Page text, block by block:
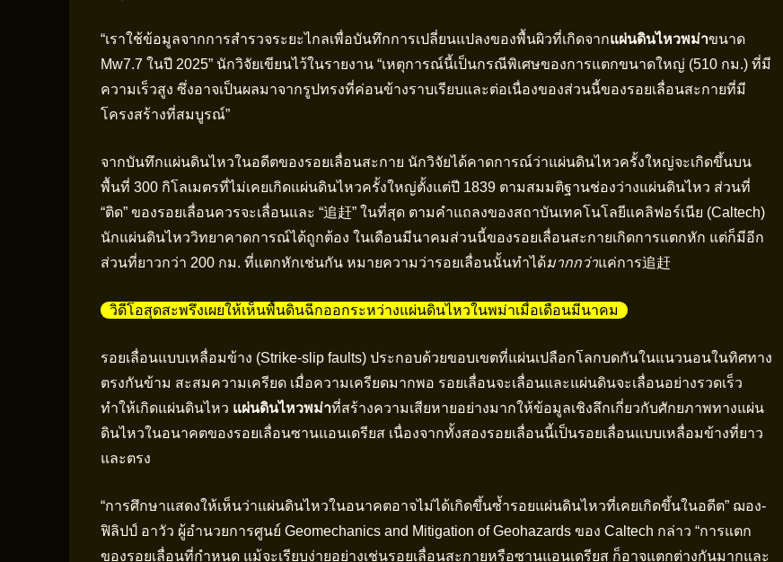
“เราใช้ข้อมูลจากการสำรวจระยะไกลเพื่อบันทึกการเปลี่ยนแปลงของพื้นผิวที่เกิดจากแผ่นดินไหวพม่าขนาด
Mw7.7 ในปี 2025” นักวิจัยเขียนไว้ในรายงาน “เหตุการณ์นี้เป็นกรณีพิเศษของการแตกขนาดใหญ่ (510 กม.) ที่มี
ความเร็วสูง ซึ่งอาจเป็นผลมาจากรูปทรงที่ค่อนข้างราบเรียบและต่อเนื่องของส่วนนี้ของรอยเลื่อนสะกายที่มี
โครงสร้างที่สมบูรณ์”
จากบันทึกแผ่นดินไหวในอดีตของรอยเลื่อนสะกาย นักวิจัยได้คาดการณ์ว่าแผ่นดินไหวครั้งใหญ่จะเกิดขึ้นบน
พื้นที่ 300 กิโลเมตรที่ไม่เคยเกิดแผ่นดินไหวครั้งใหญ่ตั้งแต่ปี 1839 ตามสมมติฐานช่องว่างแผ่นดินไหว ส่วนที่
“ติด” ของรอยเลื่อนควรจะเลื่อนและ “追赶” ในที่สุด ตามคำแถลงของสถาบันเทคโนโลยีแคลิฟอร์เนีย (Caltech)
นักแผ่นดินไหววิทยาคาดการณ์ได้ถูกต้อง ในเดือนมีนาคมส่วนนี้ของรอยเลื่อนสะกายเกิดการแตกหัก แต่ก็มีอีก
ส่วนที่ยาวกว่า 200 กม. ที่แตกหักเช่นกัน หมายความว่ารอยเลื่อนนั้นทำได้มากกว่าแค่การ追赶
วิดีโอสุดสะพรึงเผยให้เห็นพื้นดินฉีกออกระหว่างแผ่นดินไหวในพม่าเมื่อเดือนมีนาคม
รอยเลื่อนแบบเหลื่อมข้าง (Strike-slip faults) ประกอบด้วยขอบเขตที่แผ่นเปลือกโลกบดกันในแนวนอนในทิศทาง
ตรงกันข้าม สะสมความเครียด เมื่อความเครียดมากพอ รอยเลื่อนจะเลื่อนและแผ่นดินจะเลื่อนอย่างรวดเร็ว
ทำให้เกิดแผ่นดินไหว แผ่นดินไหวพม่าที่สร้างความเสียหายอย่างมากให้ข้อมูลเชิงลึกเกี่ยวกับศักยภาพทางแผ่น
ดินไหวในอนาคตของรอยเลื่อนซานแอนเดรียส เนื่องจากทั้งสองรอยเลื่อนนี้เป็นรอยเลื่อนแบบเหลื่อมข้างที่ยาว
และตรง
“การศึกษาแสดงให้เห็นว่าแผ่นดินไหวในอนาคตอาจไม่ได้เกิดขึ้นซ้ำรอยแผ่นดินไหวที่เคยเกิดขึ้นในอดีต” ฌอง-
ฟิลิปป์ อาวัว ผู้อำนวยการศูนย์ Geomechanics and Mitigation of Geohazards ของ Caltech กล่าว “การแตก
ของรอยเลื่อนที่กำหนด แม้จะเรียบง่ายอย่างเช่นรอยเลื่อนสะกายหรือซานแอนเดรียส ก็อาจแตกต่างกันมากและ